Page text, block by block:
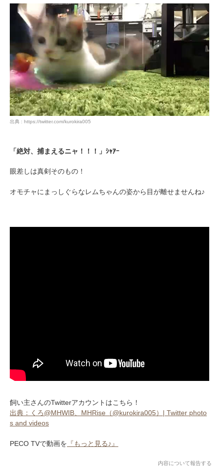
出典 : https://twitter.com/kurokira005
「絶対、捕まえるニャ！！！」ｼｬｱｰ
眼差しは真剣そのもの！
オモチャにまっしぐらなレムちゃんの姿から目が離せませんね♪
飼い主さんのTwitterアカウントはこちら！
出典：くろ@MHWIB、MHRise（@kurokira005）| Twitter photo
s and videos
PECO TVで動画を 『もっと見る♪』
内容について報告する